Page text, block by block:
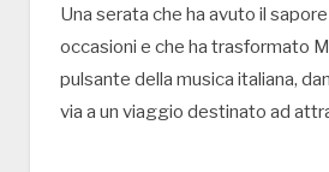
Una serata che ha avuto il
occasioni e che ha trasformato
pulsante della musica italiana,
via a un viaggio destinato ad